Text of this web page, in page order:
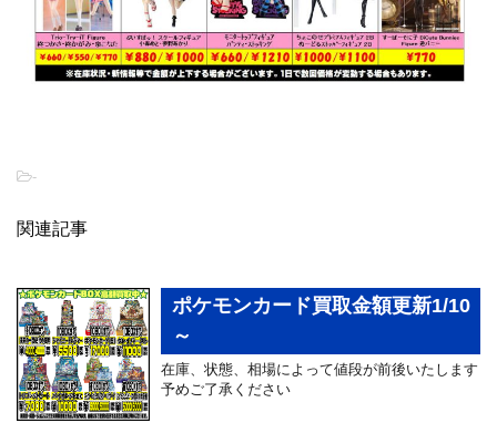
-
関連記事
ポケモンカード買取金額更新1/10
～
在庫、状態、相場によって値段が前後いたします
予めご了承ください